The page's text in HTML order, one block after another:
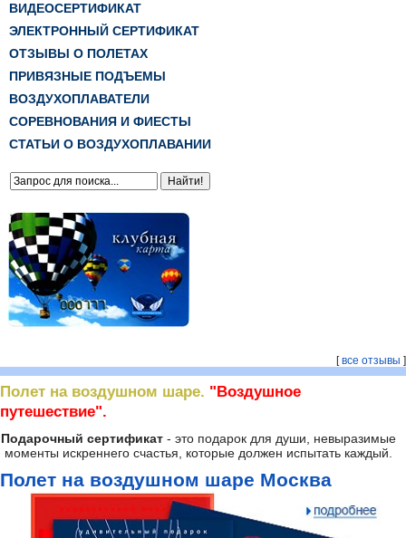
ВИДЕОСЕРТИФИКАТ
ЭЛЕКТРОННЫЙ СЕРТИФИКАТ
ОТЗЫВЫ О ПОЛЕТАХ
ПРИВЯЗНЫЕ ПОДЪЕМЫ
ВОЗДУХОПЛАВАТЕЛИ
СОРЕВНОВАНИЯ И ФИЕСТЫ
СТАТЬИ О ВОЗДУХОПЛАВАНИИ
[все отзывы ]
Полет на воздушном шаре. "Воздушное
путешествие".
Подарочный сертификат - это подарок для души, невыразимые
моменты искреннего счастья, которые должен испытать каждый.
Полет на воздушном шаре Москва